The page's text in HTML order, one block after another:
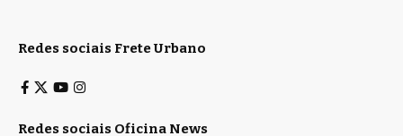
Redes sociais Frete Urbano
Redes sociais Oficina News